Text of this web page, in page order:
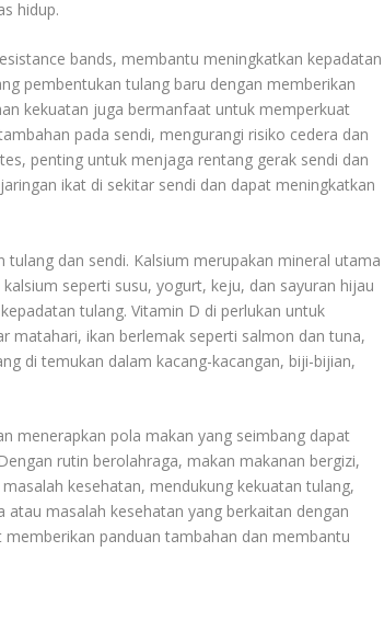
hidup.
bands, membantu meningkatkan kepadatan
pembentukan tulang baru dengan memberikan
kekuatan juga bermanfaat untuk memperkuat
pada sendi, mengurangi risiko cedera dan
penting untuk menjaga rentang gerak sendi dan
ikat di sekitar sendi dan dapat meningkatkan
dan sendi. Kalsium merupakan mineral utama
seperti susu, yogurt, keju, dan sayuran hijau
tulang. Vitamin D di perlukan untuk
matahari, ikan berlemak seperti salmon dan tuna,
di temukan dalam kacang-kacangan, biji-bijian,
menerapkan pola makan yang seimbang dapat
rutin berolahraga, makan makanan bergizi,
kesehatan, mendukung kekuatan tulang,
masalah kesehatan yang berkaitan dengan
panduan tambahan dan membantu